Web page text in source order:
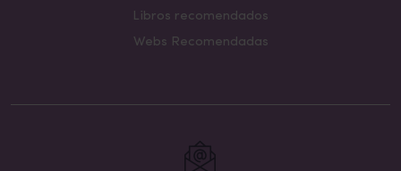
Libros recomendados
Webs Recomendadas